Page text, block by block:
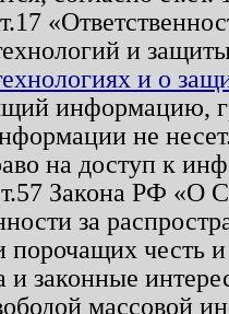
и
и о
информацию,
не
на доступ к
Закона РФ «О
за
порочащих честь
законные
массовой